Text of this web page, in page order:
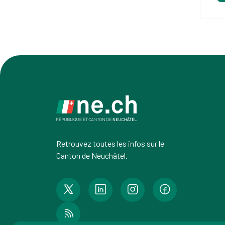
Retrouvez toutes les infos sur le
Canton de Neuchâtel.